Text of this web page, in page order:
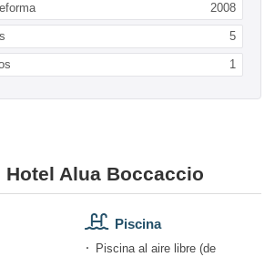
2008
5
1
Alua Boccaccio
Piscina
Piscina al aire libre (de